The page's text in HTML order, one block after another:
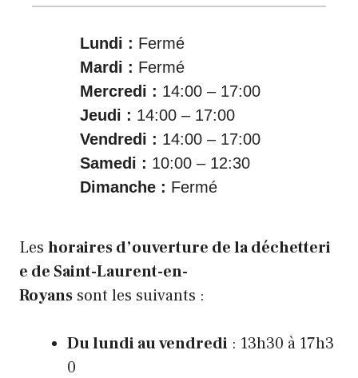
Lundi : Fermé
Mardi : Fermé
Mercredi : 14:00 – 17:00
Jeudi : 14:00 – 17:00
Vendredi : 14:00 – 17:00
Samedi : 10:00 – 12:30
Dimanche : Fermé
Les horaires d’ouverture de la déchetteri
e de Saint-Laurent-en-
Royans sont les suivants :
Du lundi au vendredi : 13h30 à 17h3
0